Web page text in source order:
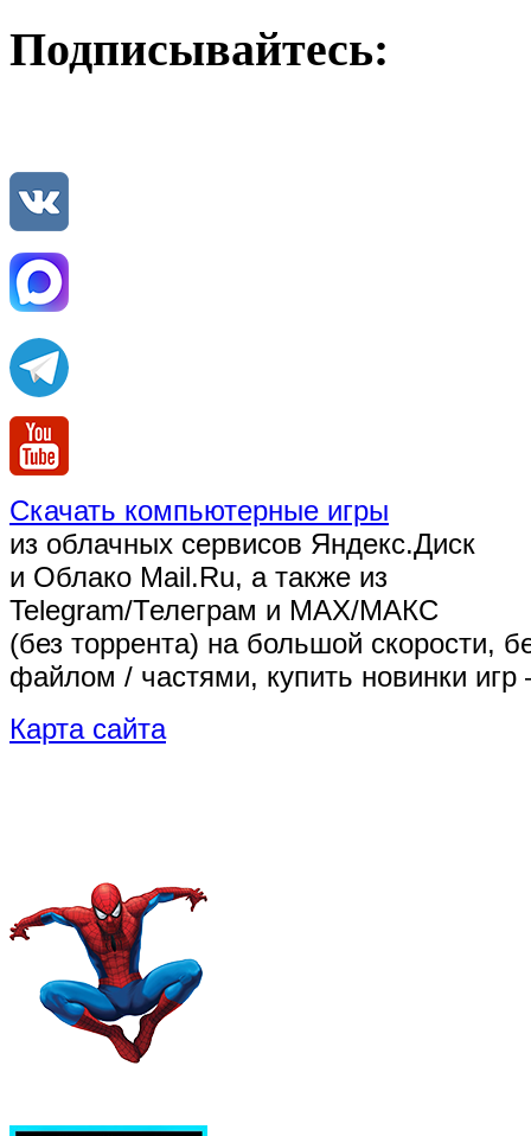
Подписывайтесь:
Скачать компьютерные игры
из облачных сервисов Яндекс.Диск
и Облако Mail.Ru, а также из
Telegram/Телеграм и MAX/МАКС
(без торрента) на большой скорости,
файлом / частями, купить новинки
Карта сайта